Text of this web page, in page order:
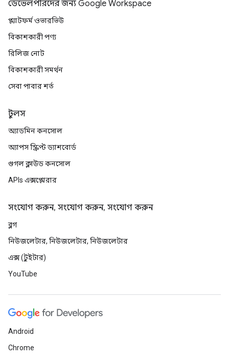
ডেভেলপারদের জন্য Google Workspace
প্ল্যাটফর্ম ওভারভিউ
বিকাশকারী পণ্য
রিলিজ নোট
বিকাশকারী সমর্থন
সেবা পাবার শর্ত
টুলস
অ্যাডমিন কনসোল
অ্যাপস স্ক্রিপ্ট ড্যাশবোর্ড
গুগল ক্লাউড কনসোল
APIs এক্সপ্লোরার
সংযোগ করুন, সংযোগ করুন, সংযোগ করুন
ব্লগ
নিউজলেটার, নিউজলেটার, নিউজলেটার
এক্স (টুইটার)
YouTube
Android
Chrome